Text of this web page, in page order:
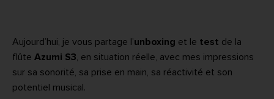
Aujourd’hui, je vous partage l’unboxing et le test de la
flûte Azumi S3, en situation réelle, avec mes impressions
sur sa sonorité, sa prise en main, sa réactivité et son
potentiel musical.